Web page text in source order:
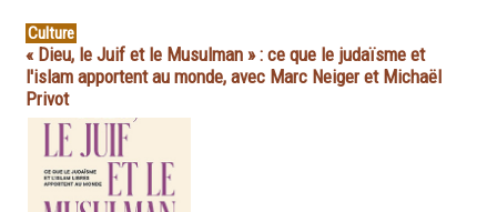
Culture
« Dieu, le Juif et le Musulman » : ce que le judaïsme et
l'islam apportent au monde, avec Marc Neiger et Michaël
Privot